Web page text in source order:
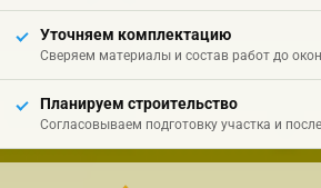
Уточняем комплектацию
Сверяем материалы и состав работ до
Планируем строительство
Согласовываем подготовку участка и